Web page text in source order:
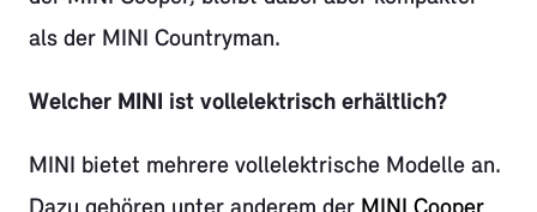
als der MINI Countryman.
Welcher MINI ist vollelektrisch erhältlich?
MINI bietet mehrere vollelektrische Modelle an.